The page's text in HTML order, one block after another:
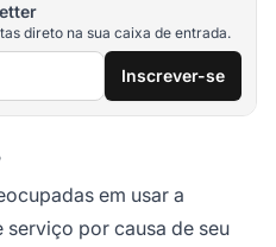
direto na sua caixa de entrada.
Inscrever-se
em usar a
por causa de seu